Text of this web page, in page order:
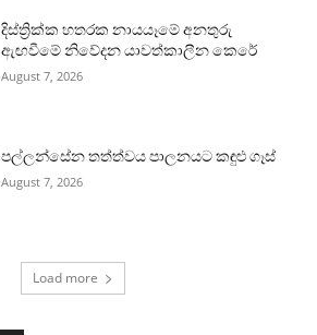
දිස්ත්‍රික්ක හතරක නායයෑමේ අනතුරු
ඇඟවීමේ නිවේදන යාවත්කාලීන කෙරේ
August 7, 2026
පල්ලන්සේන තත්ත්වය පාලනයට කඳුළු ගෑස්
August 7, 2026
Load more